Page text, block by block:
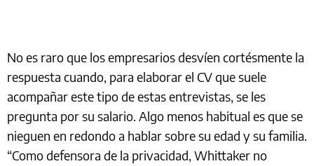
No es raro que los empresarios desvíen cortésmente la
respuesta cuando, para elaborar el CV que suele
acompañar este tipo de estas entrevistas, se les
pregunta por su salario. Algo menos habitual es que se
nieguen en redondo a hablar sobre su edad y su familia.
“Como defensora de la privacidad, Whittaker no